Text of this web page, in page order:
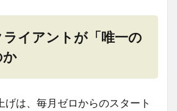
イアントが「唯一の
か
げは、毎月ゼロからのスタート